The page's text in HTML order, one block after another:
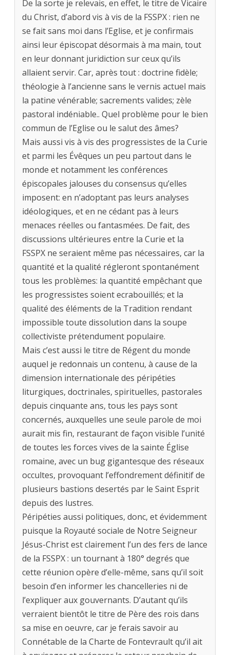
De la sorte je relevais, en effet, le titre de Vicaire
du Christ, d’abord vis à vis de la FSSPX : rien ne
se fait sans moi dans l’Eglise, et je confirmais
ainsi leur épiscopat désormais à ma main, tout
en leur donnant juridiction sur ceux qu’ils
allaient servir. Car, après tout : doctrine fidèle;
théologie à l’ancienne sans le vernis actuel mais
la patine vénérable; sacrements valides; zèle
pastoral indéniable.. Quel problème pour le bien
commun de l’Eglise ou le salut des âmes?
Mais aussi vis à vis des progressistes de la Curie
et parmi les Évêques un peu partout dans le
monde et notamment les conférences
épiscopales jalouses du consensus qu’elles
imposent: en n’adoptant pas leurs analyses
idéologiques, et en ne cédant pas à leurs
menaces réelles ou fantasmées. De fait, des
discussions ultérieures entre la Curie et la
FSSPX ne seraient même pas nécessaires, car la
quantité et la qualité régleront spontanément
tous les problèmes: la quantité empêchant que
les progressistes soient ecrabouillés; et la
qualité des éléments de la Tradition rendant
impossible toute dissolution dans la soupe
collectiviste prétendument populaire.
Mais c’est aussi le titre de Régent du monde
auquel je redonnais un contenu, à cause de la
dimension internationale des péripéties
liturgiques, doctrinales, spirituelles, pastorales
depuis cinquante ans, tous les pays sont
concernés, auxquelles une seule parole de moi
aurait mis fin, restaurant de façon visible l’unité
de toutes les forces vives de la sainte Église
romaine, avec un bug gigantesque des réseaux
occultes, provoquant l’effondrement définitif de
plusieurs bastions desertés par le Saint Esprit
depuis des lustres.
Péripéties aussi politiques, donc, et évidemment
puisque la Royauté sociale de Notre Seigneur
Jésus-Christ est clairement l’un des fers de lance
de la FSSPX : un tournant à 180° degrés que
cette réunion opère d’elle-même, sans qu’il soit
besoin d’en informer les chancelleries ni de
l’expliquer aux gouvernants. D’autant qu’ils
verraient bientôt le titre de Père des rois dans
sa mise en oeuvre, car je ferais savoir au
Connétable de la Charte de Fontevrault qu’il ait